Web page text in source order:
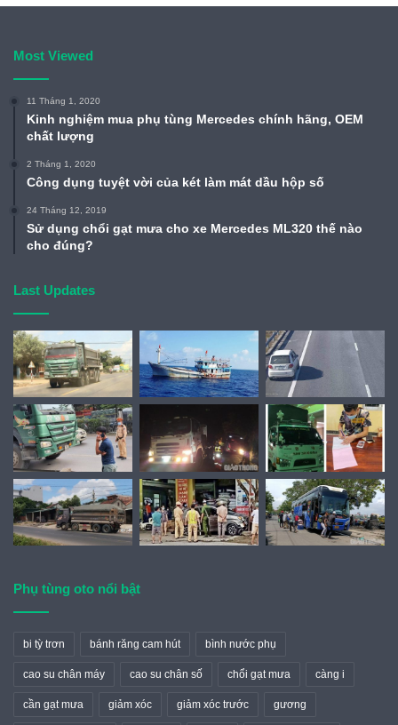
Most Viewed
11 Tháng 1, 2020
Kinh nghiệm mua phụ tùng Mercedes chính hãng, OEM
chất lượng
2 Tháng 1, 2020
Công dụng tuyệt vời của két làm mát dầu hộp số
24 Tháng 12, 2019
Sử dụng chổi gạt mưa cho xe Mercedes ML320 thế nào
cho đúng?
Last Updates
Phụ tùng oto nổi bật
bi tỳ trơn bánh răng cam hút bình nước phụ
cao su chân máy cao su chân số chổi gạt mưa càng i
cần gạt mưa giảm xóc giảm xóc trước gương